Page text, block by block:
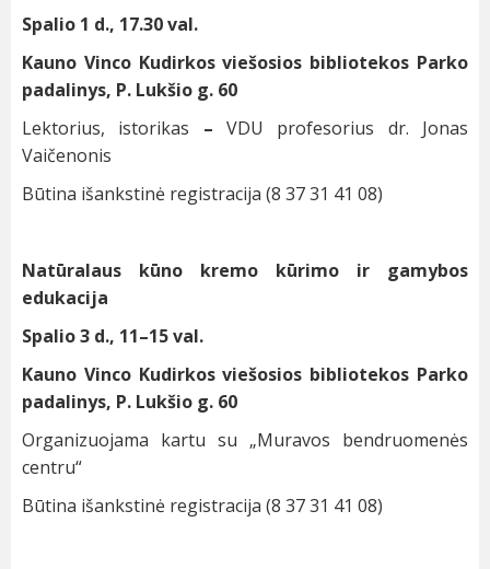
Spalio 1 d., 17.30 val.
Kauno Vinco Kudirkos viešosios bibliotekos Parko
padalinys, P. Lukšio g. 60
Lektorius, istorikas –VDU profesorius dr. Jonas
Vaičenonis
Būtina išankstinė registracija (8 37 31 41 08)
Natūralaus kūno kremo kūrimo ir gamybos
edukacija
Spalio 3 d., 11–15 val.
Kauno Vinco Kudirkos viešosios bibliotekos Parko
padalinys, P. Lukšio g. 60
Organizuojama kartu su „Muravos bendruomenės
centru“
Būtina išankstinė registracija (8 37 31 41 08)